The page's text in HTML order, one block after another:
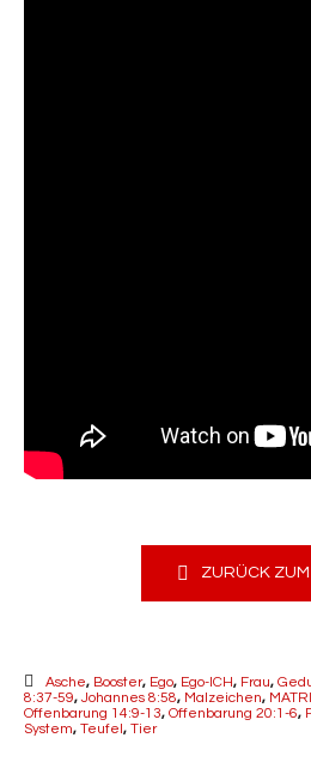
ZURÜCK
Asche, Booster, Ego, Ego-ICH, Frau,
8:37-59, Johannes 8:58, Malzeichen,
Offenbarung 14:9-13, Offenbarung 20:1-6,
System, Teufel, Tier